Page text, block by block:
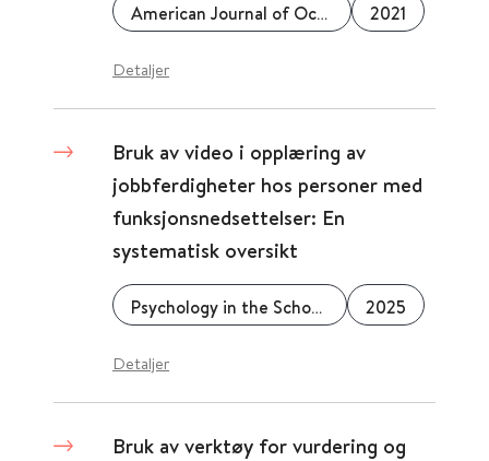
American Journal of Occupational Therapy 2021
Detaljer
Bruk av video i opplæring av
jobbferdigheter hos personer med
funksjonsnedsettelser: En
systematisk oversikt
Psychology in the Schools 2025
Detaljer
Bruk av verktøy for vurdering og